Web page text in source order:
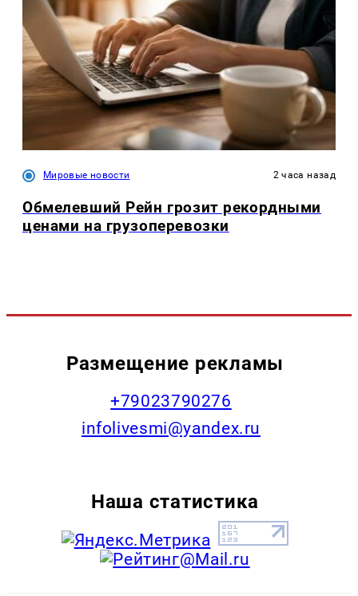
Мировые новости 2 часа назад
Обмелевший Рейн грозит рекордными
ценами на грузоперевозки
Размещение рекламы
+79023790276
infolivesmi@yandex.ru
Наша статистика